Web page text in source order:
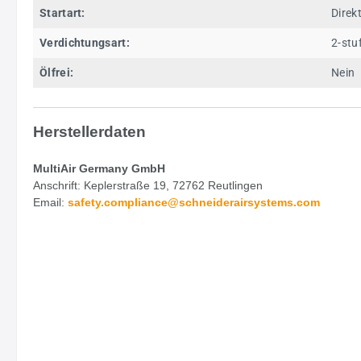
Startart:
Verdichtungsart: 2-
Ölfrei: Nein
Herstellerdaten
MultiAir Germany GmbH
Anschrift: Keplerstraße 19, 72762 Reutlingen
Email: safety.compliance@schneiderairsystems.com